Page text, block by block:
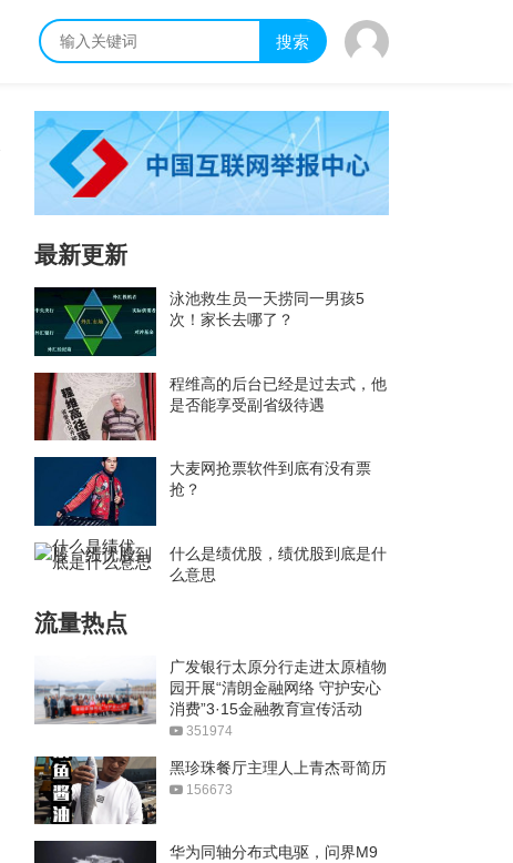
搜索
最新更新
泳池救生员一天捞同一男孩5
次！家长去哪了？
程维高的后台已经是过去式，他
是否能享受副省级待遇
大麦网抢票软件到底有没有票
抢？
什么是绩优股，绩优股到底是什
么意思
流量热点
广发银行太原分行走进太原植物
园开展“清朗金融网络 守护安心
消费”3·15金融教育宣传活动
351974
黑珍珠餐厅主理人上青杰哥简历
156673
华为同轴分布式电驱，问界M9